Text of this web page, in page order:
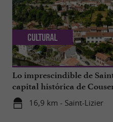
Lo imprescindible de
capital histórica de
16,9 km - Saint-Lizier
Cultural